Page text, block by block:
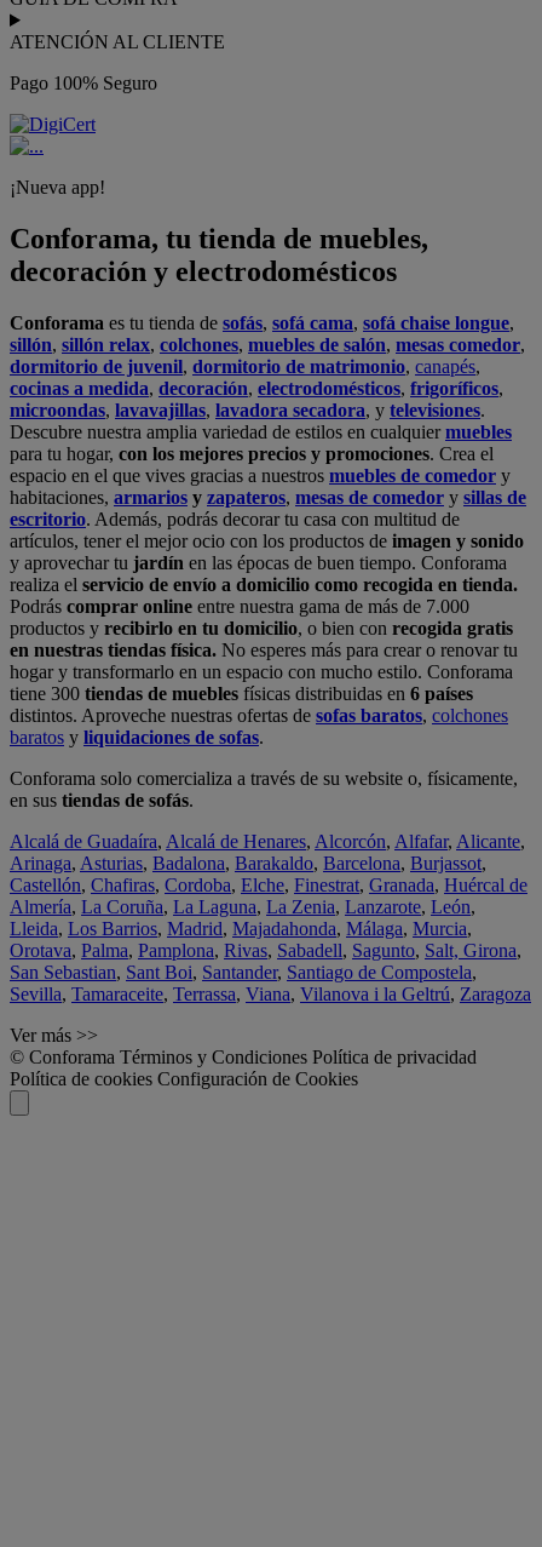
ATENCIÓN AL CLIENTE
Pago 100% Seguro
¡Nueva app!
Conforama, tu tienda de muebles,
decoración y electrodomésticos
Conforama es tu tienda de sofás, sofá cama, sofá chaise longue,
sillón, sillón relax, colchones, muebles de salón, mesas comedor,
dormitorio de juvenil, dormitorio de matrimonio, canapés,
cocinas a medida, decoración, electrodomésticos, frigoríficos,
microondas, lavavajillas, lavadora secadora, y televisiones.
Descubre nuestra amplia variedad de estilos en cualquiermuebles
para tu hogar, con los mejores precios y promociones. Crea el
espacio en el que vives gracias a nuestros muebles de comedor y
habitaciones, armarios y zapateros, mesas de comedor y sillas de
escritorio. Además, podrás decorar tu casa con multitud de
artículos, tener el mejor ocio con los productos de imagen y sonido
y aprovechar tu jardín en las épocas de buen tiempo. Conforama
realiza el servicio de envío a domicilio como recogida en tienda.
Podrás comprar online entre nuestra gama de más de 7.000
productos y recibirlo en tu domicilio, o bien con recogida gratis
en nuestras tiendas física. No esperes más para crear o renovar tu
hogar y transformarlo en un espacio con mucho estilo. Conforama
tiene 300 tiendas de muebles físicas distribuidas en 6 países
distintos. Aproveche nuestras ofertas de sofas baratos, colchones
baratos y liquidaciones de sofas.
Conforama solo comercializa a través de su website o, físicamente,
en sus tiendas de sofás.
Alcalá de Guadaíra, Alcalá de Henares, Alcorcón, Alfafar, Alicante,
Arinaga, Asturias, Badalona, Barakaldo, Barcelona, Burjassot,
Castellón, Chafiras, Cordoba, Elche, Finestrat, Granada, Huércal de
Almería, La Coruña, La Laguna, La Zenia, Lanzarote, León,
Lleida, Los Barrios, Madrid, Majadahonda, Málaga, Murcia,
Orotava, Palma, Pamplona, Rivas, Sabadell, Sagunto, Salt, Girona,
San Sebastian, Sant Boi, Santander, Santiago de Compostela,
Sevilla, Tamaraceite, Terrassa, Viana, Vilanova i la Geltrú, Zaragoza
Ver más >>
© Conforama Términos y Condiciones Política de privacidad
Política de cookies Configuración de Cookies